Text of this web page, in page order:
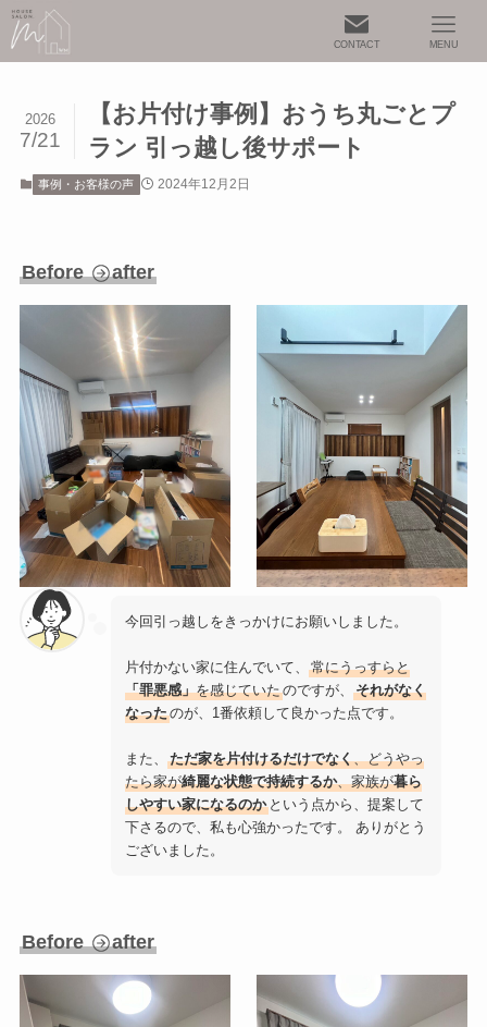
CONTACT MENU
【お片付け事例】おうち丸ごとプ
ラン 引っ越し後サポート
2026
7/21
事例・お客様の声 2024年12月2日
Before after
今回引っ越しをきっかけにお願いしました。
片付かない家に住んでいて、常にうっすらと
「罪悪感」を感じていたのですが、それがなく
なったのが、1番依頼して良かった点です。
また、ただ家を片付けるだけでなく、どうやっ
たら家が綺麗な状態で持続するか、家族が暮ら
しやすい家になるのか という点から、提案して
下さるので、私も心強かったです。 ありがとう
ございました。
Before after